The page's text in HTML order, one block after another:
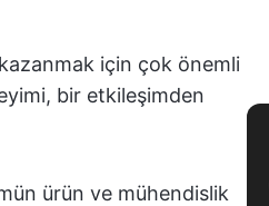
için çok önemli
bir etkileşimden
ürün ve mühendislik